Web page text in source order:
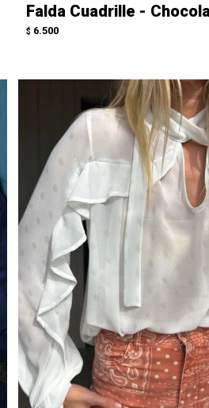
Falda Cuadrille -
$ 6.500